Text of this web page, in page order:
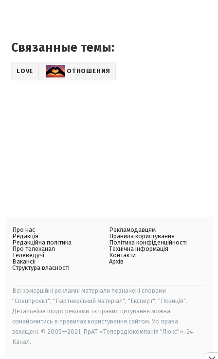
Связанные темы:
LOVE ОТНОШЕНИЯ
Про нас
Редакція
Редакційна політика
Про телеканал
Телеведучі
Вакансії
Структура власності
Рекламодавцям
Правила користування
Політика конфіденційності
Технічна інформація
Контакти
Архів
Всі комерційні рекламні матеріали позначені словами
"Спецпроєкт", "Партнерський матеріал", "Експерт", "Позиція".
Детальніше щодо реклами та правил цитування можна
ознайомитись в правилах користування сайтом. Усі права
захищені. © 2005—2021, ПрАТ «Телерадіокомпанія "Люкс"», 24
Канал.